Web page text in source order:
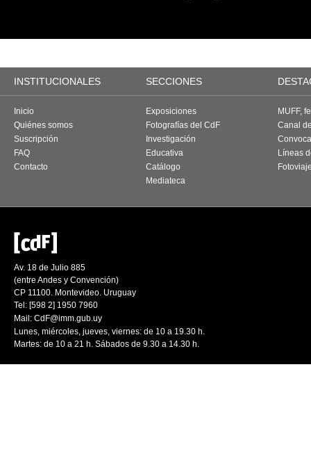
INSTITUCIONALES SECCIONES
Inicio
Quiénes somos
Suscripción
FAQ
Contacto
Exposiciones
Fotografías del CdF
Investigación
Educativa
Catálogo
Mediateca
MUFF,
Canal
Líneas
Av. 18 de Julio 885
(entre Andes y Convención)
CP 11100. Montevideo. Uruguay
Tel: [598 2] 1950 7960
Mail: CdF@imm.gub.uy
Lunes, miércoles, jueves, viernes: de 10 a 19.30 h.
Martes: de 10 a 21 h. Sábados de 9.30 a 14.30 h.